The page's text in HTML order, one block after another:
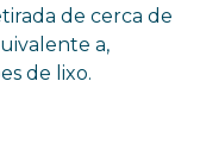
de cerca de
a,
de lixo.